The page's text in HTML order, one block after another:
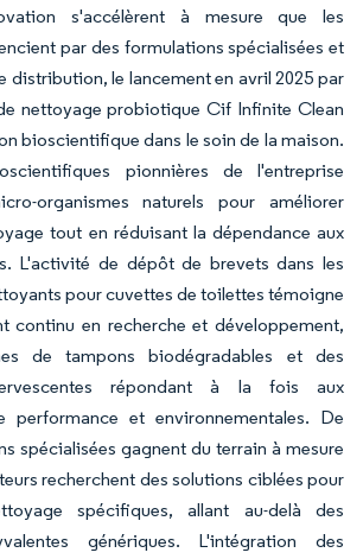
s'accélèrent à mesure que les
par des formulations spécialisées et
distribution, le lancement en avril 2025 par
nettoyage probiotique Cif Infinite Clean
bioscientifique dans le soin de la maison.
pionnières de l'entreprise
organismes naturels pour améliorer
tout en réduisant la dépendance aux
L'activité de dépôt de brevets dans les
pour cuvettes de toilettes témoigne
continu en recherche et développement,
de tampons biodégradables et des
répondant à la fois aux
performance et environnementales. De
spécialisées gagnent du terrain à mesure
recherchent des solutions ciblées pour
spécifiques, allant au-delà des
génériques. L'intégration des